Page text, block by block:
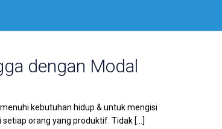
dengan Modal
kebutuhan hidup & untuk mengisi
orang yang produktif. Tidak[…]